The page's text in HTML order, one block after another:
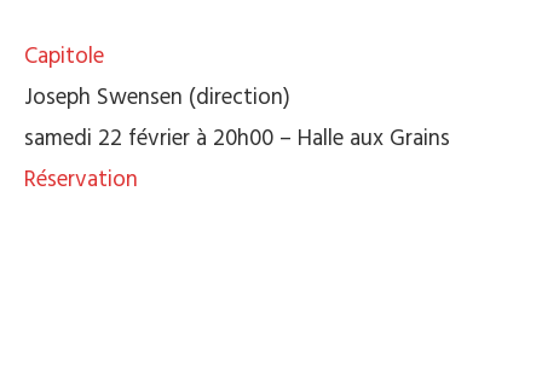
Capitole
Joseph Swensen (direction)
samedi 22 février à 20h00 – Halle aux Grains
Réservation